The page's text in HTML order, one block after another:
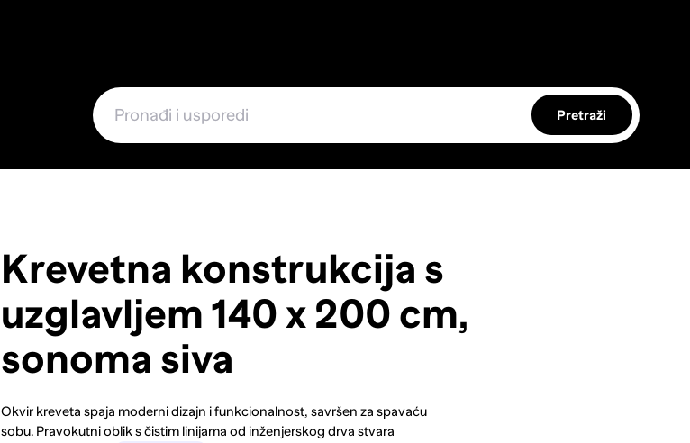
Pretraži
Krevetna konstrukcija s
uzglavljem 140 x 200 cm,
sonoma siva
Okvir kreveta spaja moderni dizajn i funkcionalnost, savršen za spavaću
sobu. Pravokutni oblik s čistim linijama od inženjerskog drva stvara